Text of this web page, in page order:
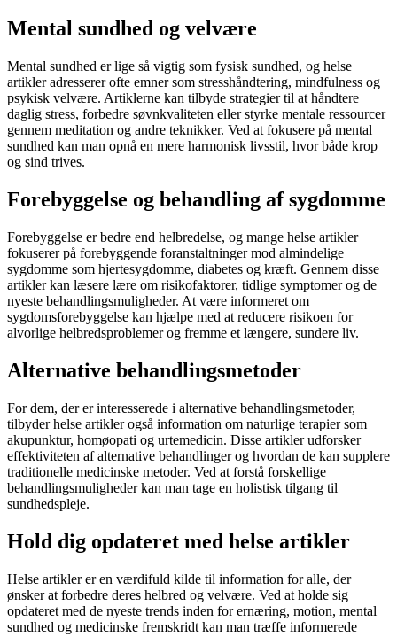
Mental sundhed og velvære
Mental sundhed er lige så vigtig som fysisk sundhed, og helse
artikler adresserer ofte emner som stresshåndtering, mindfulness og
psykisk velvære. Artiklerne kan tilbyde strategier til at håndtere
daglig stress, forbedre søvnkvaliteten eller styrke mentale ressourcer
gennem meditation og andre teknikker. Ved at fokusere på mental
sundhed kan man opnå en mere harmonisk livsstil, hvor både krop
og sind trives.
Forebyggelse og behandling af sygdomme
Forebyggelse er bedre end helbredelse, og mange helse artikler
fokuserer på forebyggende foranstaltninger mod almindelige
sygdomme som hjertesygdomme, diabetes og kræft. Gennem disse
artikler kan læsere lære om risikofaktorer, tidlige symptomer og de
nyeste behandlingsmuligheder. At være informeret om
sygdomsforebyggelse kan hjælpe med at reducere risikoen for
alvorlige helbredsproblemer og fremme et længere, sundere liv.
Alternative behandlingsmetoder
For dem, der er interesserede i alternative behandlingsmetoder,
tilbyder helse artikler også information om naturlige terapier som
akupunktur, homøopati og urtemedicin. Disse artikler udforsker
effektiviteten af alternative behandlinger og hvordan de kan supplere
traditionelle medicinske metoder. Ved at forstå forskellige
behandlingsmuligheder kan man tage en holistisk tilgang til
sundhedspleje.
Hold dig opdateret med helse artikler
Helse artikler er en værdifuld kilde til information for alle, der
ønsker at forbedre deres helbred og velvære. Ved at holde sig
opdateret med de nyeste trends inden for ernæring, motion, mental
sundhed og medicinske fremskridt kan man træffe informerede